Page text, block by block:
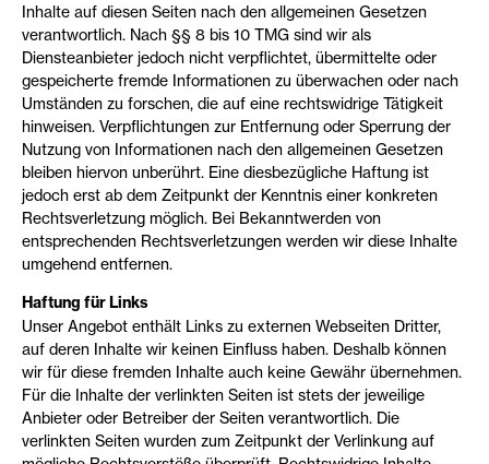
Inhalte auf diesen Seiten nach den allgemeinen Gesetzen
verantwortlich. Nach §§ 8 bis 10 TMG sind wir als
Diensteanbieter jedoch nicht verpflichtet, übermittelte oder
gespeicherte fremde Informationen zu überwachen oder nach
Umständen zu forschen, die auf eine rechtswidrige Tätigkeit
hinweisen. Verpflichtungen zur Entfernung oder Sperrung der
Nutzung von Informationen nach den allgemeinen Gesetzen
bleiben hiervon unberührt. Eine diesbezügliche Haftung ist
jedoch erst ab dem Zeitpunkt der Kenntnis einer konkreten
Rechtsverletzung möglich. Bei Bekanntwerden von
entsprechenden Rechtsverletzungen werden wir diese Inhalte
umgehend entfernen.
Haftung für Links
Unser Angebot enthält Links zu externen Webseiten Dritter,
auf deren Inhalte wir keinen Einfluss haben. Deshalb können
wir für diese fremden Inhalte auch keine Gewähr übernehmen.
Für die Inhalte der verlinkten Seiten ist stets der jeweilige
Anbieter oder Betreiber der Seiten verantwortlich. Die
verlinkten Seiten wurden zum Zeitpunkt der Verlinkung auf